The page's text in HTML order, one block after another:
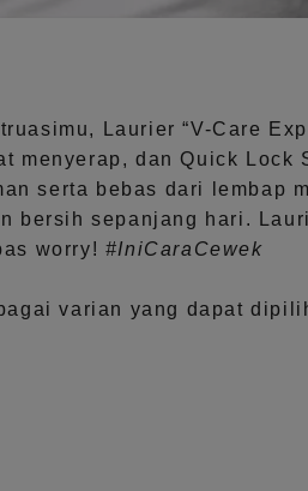
Laurier“V-Care
menyerap, dan Quick Lock
serta bebas dari lembap
bersih sepanjang hari.
worry! #IniCaraCewek
varian yang dapat